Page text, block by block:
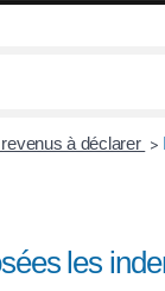
à déclarer >
les